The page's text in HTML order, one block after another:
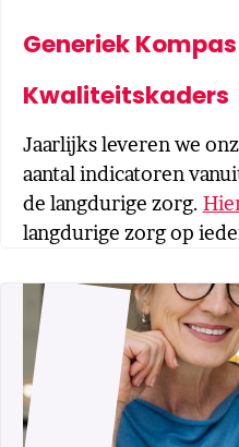
Generiek
Kwaliteitskaders
Jaarlijks leveren we
aantal indicatoren
de langdurige zorg.
langdurige zorg op